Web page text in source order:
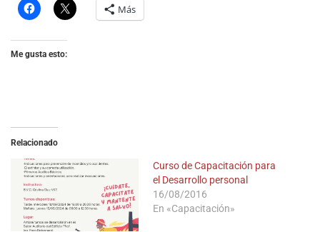
Más
Me gusta esto:
Relacionado
Curso de Capacitación para
el Desarrollo personal
16/08/2016
En «Capacitación»